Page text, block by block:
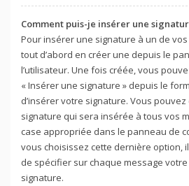
Comment puis-je insérer une
Pour insérer une signature à un de
tout d’abord en créer une depuis le
l’utilisateur. Une fois créée, vous
« Insérer une signature » depuis le
d’insérer votre signature. Vous
signature qui sera insérée à tous vos
case appropriée dans le panneau de
vous choisissez cette dernière option,
de spécifier sur chaque message
signature.